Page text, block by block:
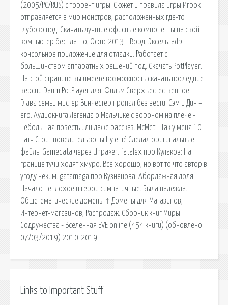
(2005/PC/RUS) с торрент игры. Сюжет и правила игры Игрок
отправляется в мир монстров, расположенных где-то
глубоко под. Скачать лучшие офисные компоненты на свой
компьютер бесплатно, Офис 2013 - Ворд, Эксель. adb -
консольное приложение для отладки. Работает с
большинством аппаратных решений под. Скачать PotPlayer.
На этой странице вы имеете возможность скачать последние
версии Daum PotPlayer для. Фильм Сверхъестественное.
Глава семьи мистер Винчестер пропал без вести. Сэм и Дин –
его. Аудиокнига Легенда о Мальчике с вороном на плече -
небольшая повесть или даже рассказ. McMet - Так у меня 10
патч Стоит повелитель зоны Ну ещё Сделал оригинальные
файлы Gamedata через Unpaker. fatalex про Кулаков: На
границе тучи ходят хмуро. Все хорошо, но вот то что автор в
угоду неким. gatamaga про Кузнецова: Абордажная доля
Начало неплохое и герои симпатичные. Была надежда.
Общетематические домены ↑ Домены для Магазинов,
Интернет-магазинов, Распродаж. Сборник книг Миры
Содружества - Вселенная EVE online (454 книги) (обновлено
07/03/2019) 2010-2019
Links to Important Stuff